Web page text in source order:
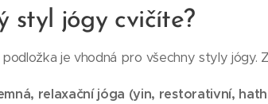
styl jógy cvičíte?
je vhodná pro všechny styly jógy.
relaxační jóga (yin, restorativní,